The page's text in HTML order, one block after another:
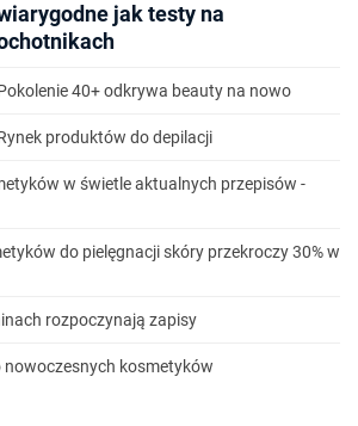
jak testy na
40+ odkrywa beauty na nowo
produktów do depilacji
w świetle aktualnych przepisów -
do pielęgnacji skóry przekroczy 30% w
rozpoczynają zapisy
nowoczesnych kosmetyków